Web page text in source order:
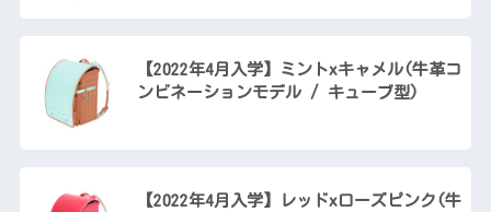
【2022年4月入学】ミントxキャメル(牛革コ
ンビネーションモデル / キューブ型)
【2022年4月入学】レッドxローズピンク(牛